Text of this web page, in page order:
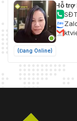
(Đang Online)
Hỗ trợ